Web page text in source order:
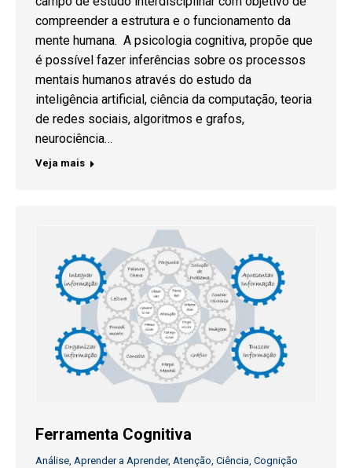
compreender a estrutura e o funcionamento da
mente humana. A psicologia cognitiva, propõe que
é possível fazer inferências sobre os processos
mentais humanos através do estudo da
inteligência artificial, ciência da computação, teoria
de redes sociais, algoritmos e grafos,
neurociência…
Veja mais
Ferramenta Cognitiva
Análise, Aprender a Aprender, Atenção, Ciência, Cognição